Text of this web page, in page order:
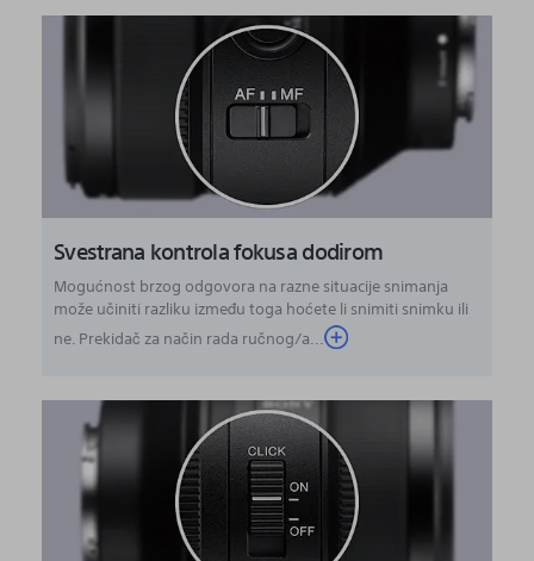
Svestrana kontrola fokusa dodirom
Mogućnost brzog odgovora na razne situacije snimanja
može učiniti razliku između toga hoćete li snimiti snimku ili
ne. Prekidač za način rada ručnog/a...